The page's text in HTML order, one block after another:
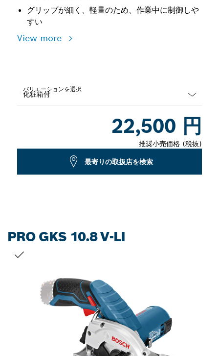
グリップが細く、軽量のため、作業中に制御しや
すい
View more
バリエーションを選択
22,500 円
推奨小売価格 (税抜)
最寄りの取扱店を検索
PRO GKS 10.8 V-LI